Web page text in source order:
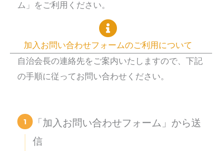
ム」をご利用ください。
加入お問い合わせフォームのご利用について
自治会長の連絡先をご案内いたしますので、下記
の手順に従ってお問い合わせください。
1
「加入お問い合わせフォーム」から送
信